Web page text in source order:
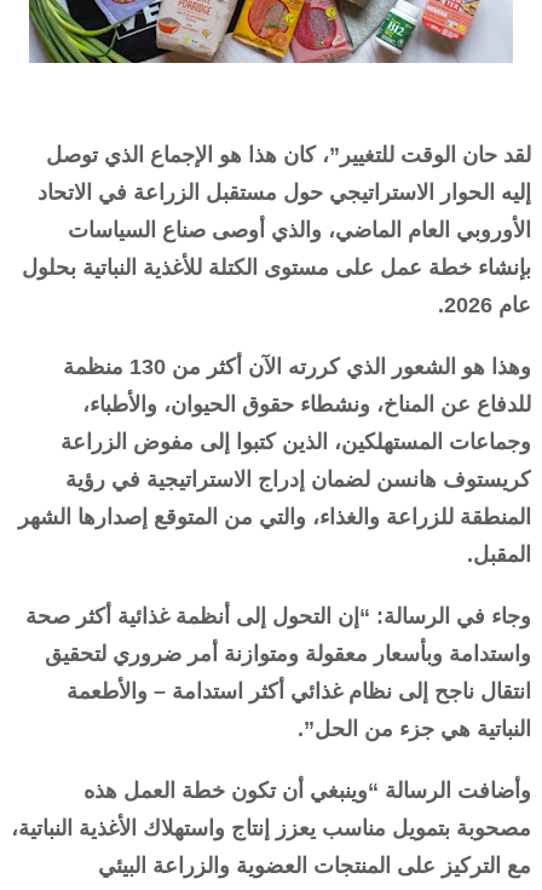
لقد حان الوقت للتغيير”، كان هذا هو الإجماع الذي توصل
إليه الحوار الاستراتيجي حول مستقبل الزراعة في الاتحاد
الأوروبي العام الماضي، والذي أوصى صناع السياسات
بإنشاء خطة عمل على مستوى الكتلة للأغذية النباتية بحلول
عام 2026.
وهذا هو الشعور الذي كررته الآن أكثر من 130 منظمة
للدفاع عن المناخ، ونشطاء حقوق الحيوان، والأطباء،
وجماعات المستهلكين، الذين كتبوا إلى مفوض الزراعة
كريستوف هانسن لضمان إدراج الاستراتيجية في رؤية
المنطقة للزراعة والغذاء، والتي من المتوقع إصدارها الشهر
المقبل.
وجاء في الرسالة: “إن التحول إلى أنظمة غذائية أكثر صحة
واستدامة وبأسعار معقولة ومتوازنة أمر ضروري لتحقيق
انتقال ناجح إلى نظام غذائي أكثر استدامة – والأطعمة
النباتية هي جزء من الحل”.
وأضافت الرسالة “وينبغي أن تكون خطة العمل هذه
مصحوبة بتمويل مناسب يعزز إنتاج واستهلاك الأغذية النباتية،
مع التركيز على المنتجات العضوية والزراعة البيئي